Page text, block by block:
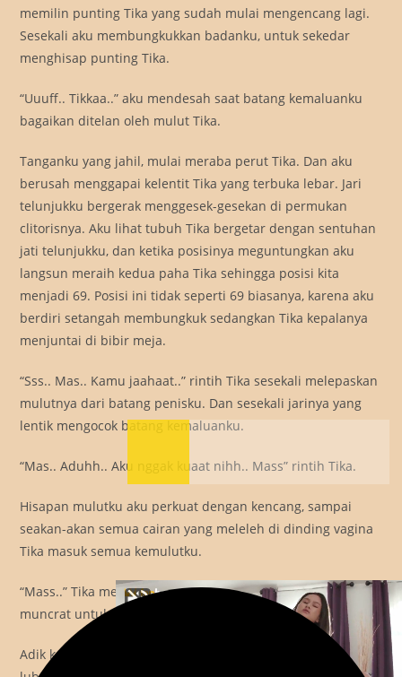
memilin punting Tika yang sudah mulai mengencang lagi.
Sesekali aku membungkukkan badanku, untuk sekedar
menghisap punting Tika.
“Uuuff.. Tikkaa..” aku mendesah saat batang kemaluanku
bagaikan ditelan oleh mulut Tika.
Tanganku yang jahil, mulai meraba perut Tika. Dan aku
berusah menggapai kelentit Tika yang terbuka lebar. Jari
telunjukku bergerak menggesek-gesekan di permukan
clitorisnya. Aku lihat tubuh Tika bergetar dengan sentuhan
jati telunjukku, dan ketika posisinya meguntungkan aku
langsun meraih kedua paha Tika sehingga posisi kita
menjadi 69. Posisi ini tidak seperti 69 biasanya, karena aku
berdiri setangah membungkuk sedangkan Tika kepalanya
menjuntai di bibir meja.
“Sss.. Mas.. Kamu jaahaat..” rintih Tika sesekali melepaskan
mulutnya dari batang penisku. Dan sesekali jarinya yang
lentik mengocok batang kemaluanku.
“Mas.. Aduhh.. Aku nggak kuaat nihh.. Mass” rintih Tika.
Hisapan mulutku aku perkuat dengan kencang, sampai
seakan-akan semua cairan yang meleleh di dinding vagina
Tika masuk semua kemulutku.
“Mass..” Tika merintih panjang ketika cairan di vaginanya
muncrat untuk kesekian kali.
Adik kecilku yang begitu tegang merengek untuk menikmati